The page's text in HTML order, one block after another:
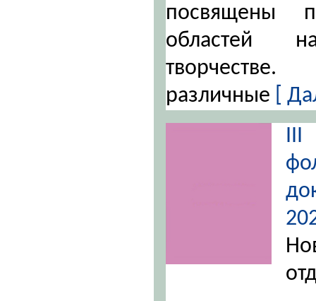
посвящены
областей
различные
[
III